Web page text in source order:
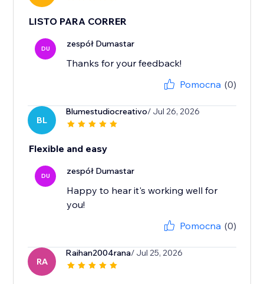
LISTO PARA CORRER
DU zespół Dumastar
Thanks for your feedback!
Pomocna (0)
BL
Blumestudiocreativo/ Jul 26, 2026
Flexible and easy
DU zespół Dumastar
Happy to hear it's working well for
you!
Pomocna (0)
RA
Raihan2004rana/ Jul 25, 2026